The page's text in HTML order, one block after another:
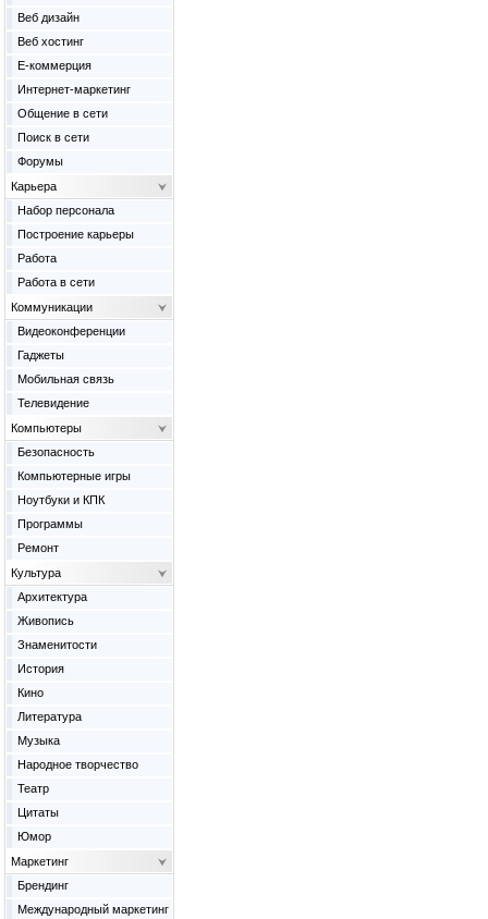
Веб дизайн
Веб хостинг
Е-коммерция
Интернет-маркетинг
Общение в сети
Поиск в сети
Форумы
Карьера
Набор персонала
Построение карьеры
Работа
Работа в сети
Коммуникации
Видеоконференции
Гаджеты
Мобильная связь
Телевидение
Компьютеры
Безопасность
Компьютерные игры
Ноутбуки и КПК
Программы
Ремонт
Культура
Архитектура
Живопись
Знаменитости
История
Кино
Литература
Музыка
Народное творчество
Театр
Цитаты
Юмор
Маркетинг
Брендинг
Международный маркетинг